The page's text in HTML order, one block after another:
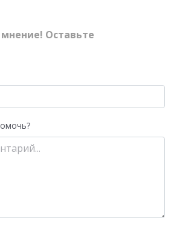
Оставьте